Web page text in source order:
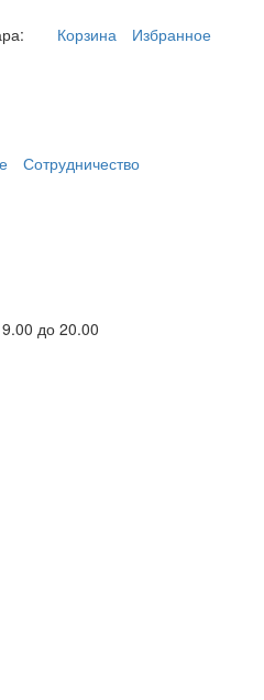
Корзина Избранное
Сотрудничество
до 20.00